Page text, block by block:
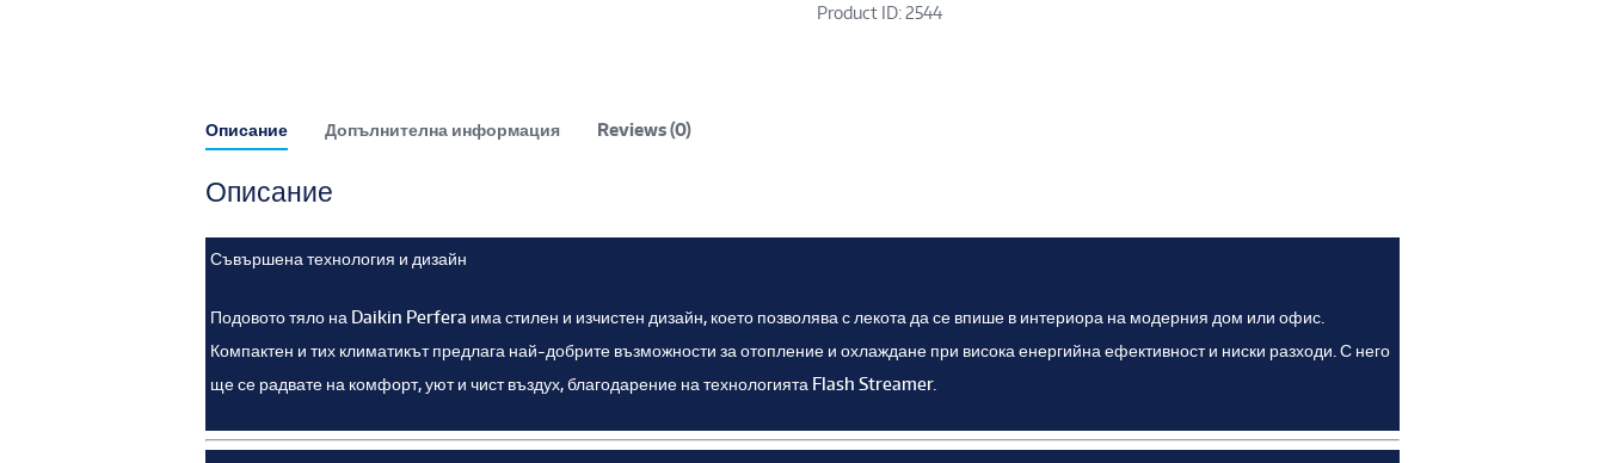
Product ID:2544
Описание Допълнителна информация Reviews (0)
Описание
Съвършена технология и дизайн
Подовото тяло на Daikin Perfera има стилен и изчистен дизайн, което позволява с лекота да се впише в интериора на модерния дом или офис.
Компактен и тих климатикът предлага най-добрите възможности за отопление и охлаждане при висока енергийна ефективност и ниски разходи. С него
ще се радвате на комфорт, уют и чист въздух, благодарение на технологията Flash Streamer.